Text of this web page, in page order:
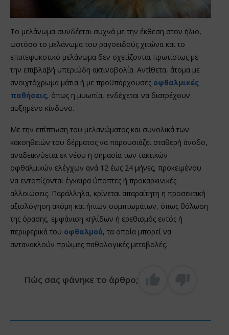
Το μελάνωμα συνδέεται συχνά με την έκθεση στον ήλιο,
ωστόσο το μελάνωμα του ραγοειδούς χιτώνα και το
επιπεφυκοτικό μελάνωμα δεν σχετίζονται πρωτίστως με
την επιβλαβή υπεριώδη ακτινοβολία. Αντίθετα, άτομα με
ανοιχτόχρωμα μάτια ή με προϋπάρχουσες οφθαλμικές
παθήσεις, όπως η μυωπία, ενδέχεται να διατρέχουν
αυξημένο κίνδυνο.
Με την επίπτωση του μελανώματος και συνολικά των
κακοηθειών του δέρματος να παρουσιάζει σταθερή άνοδο,
αναδεικνύεται εκ νέου η σημασία των τακτικών
οφθαλμικών ελέγχων ανά 12 έως 24 μήνες, προκειμένου
να εντοπίζονται έγκαιρα ύποπτες ή προκαρκινικές
αλλοιώσεις. Παράλληλα, κρίνεται απαραίτητη η προσεκτική
αξιολόγηση ακόμη και ήπιων συμπτωμάτων, όπως θόλωση
της όρασης, εμφάνιση κηλίδων ή ερεθισμός εντός ή
περιφερικά του οφθαλμού, τα οποία μπορεί να
αντανακλούν πρώιμες παθολογικές μεταβολές.
Πώς σας φάνηκε το άρθρο;